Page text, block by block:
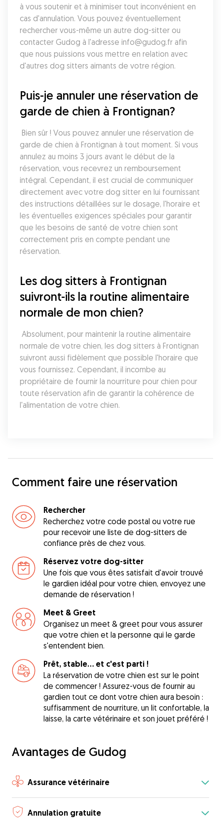
à vous soutenir et à minimiser tout inconvénient en
cas d'annulation. Vous pouvez éventuellement
rechercher vous-même un autre dog-sitter ou
contacter Gudog à l'adresse info@gudog.fr afin
que nous puissions vous mettre en relation avec
d'autres dog sitters aimants de votre région.
Puis-je annuler une réservation de
garde de chien à Frontignan?
garde de chien à Frontignan à tout moment. Si vous
annulez au moins 3 jours avant le début de la
réservation, vous recevrez un remboursement
intégral. Cependant, il est crucial de communiquer
directement avec votre dog sitter en lui fournissant
des instructions détaillées sur le dosage, l'horaire et
les éventuelles exigences spéciales pour garantir
que les besoins de santé de votre chien sont
correctement pris en compte pendant une
réservation.
Les dog sitters à Frontignan
suivront-ils la routine alimentaire
normale de mon chien?
normale de votre chien, les dog sitters à Frontignan
suivront aussi fidèlement que possible l'horaire que
vous fournissez. Cependant, il incombe au
propriétaire de fournir la nourriture pour chien pour
toute réservation afin de garantir la cohérence de
l'alimentation de votre chien.
Comment faire une réservation
Rechercher
Recherchez votre code postal ou votre rue
pour recevoir une liste de dog-sitters de
confiance près de chez vous.
Réservez votre dog-sitter
Une fois que vous êtes satisfait d'avoir trouvé
le gardien idéal pour votre chien, envoyez une
demande de réservation !
Meet & Greet
Organisez un meet & greet pour vous assurer
que votre chien et la personne qui le garde
s'entendent bien.
Prêt, stable... et c'est parti !
La réservation de votre chien est sur le point
de commencer ! Assurez-vous de fournir au
gardien tout ce dont votre chien aura besoin :
suffisamment de nourriture, un lit confortable, la
laisse, la carte vétérinaire et son jouet préféré !
Avantages de Gudog
Assurance vétérinaire
Annulation gratuite